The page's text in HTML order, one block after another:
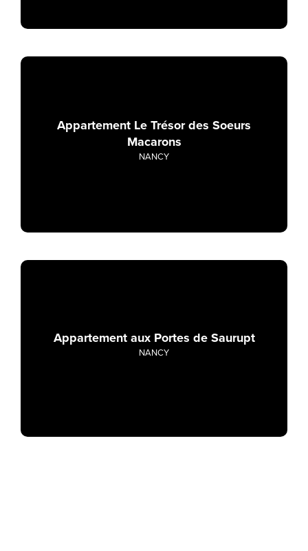
Appartement Le Trésor des Soeurs
Macarons
NANCY
Appartement aux Portes de Saurupt
NANCY